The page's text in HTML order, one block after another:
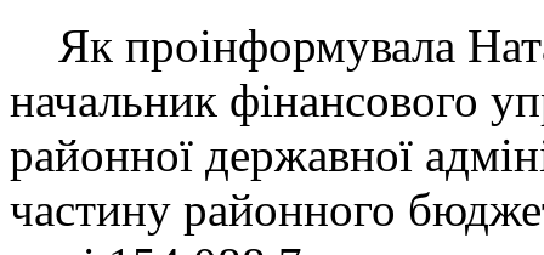
Як проінформувала
начальник фінансового
районної державної
частину районного